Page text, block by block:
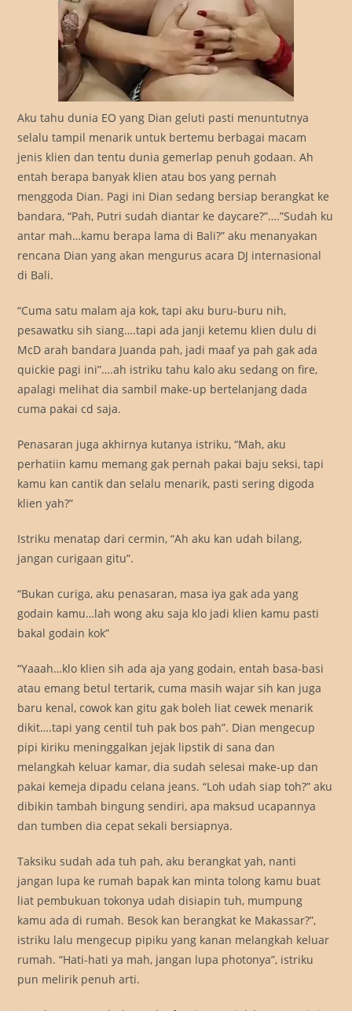
Aku tahu dunia EO yang Dian geluti pasti menuntutnya
selalu tampil menarik untuk bertemu berbagai macam
jenis klien dan tentu dunia gemerlap penuh godaan. Ah
entah berapa banyak klien atau bos yang pernah
menggoda Dian. Pagi ini Dian sedang bersiap berangkat ke
bandara, “Pah, Putri sudah diantar ke daycare?”….”Sudah ku
antar mah…kamu berapa lama di Bali?” aku menanyakan
rencana Dian yang akan mengurus acara DJ internasional
di Bali.
“Cuma satu malam aja kok, tapi aku buru-buru nih,
pesawatku sih siang….tapi ada janji ketemu klien dulu di
McD arah bandara Juanda pah, jadi maaf ya pah gak ada
quickie pagi ini”….ah istriku tahu kalo aku sedang on fire,
apalagi melihat dia sambil make-up bertelanjang dada
cuma pakai cd saja.
Penasaran juga akhirnya kutanya istriku, “Mah, aku
perhatiin kamu memang gak pernah pakai baju seksi, tapi
kamu kan cantik dan selalu menarik, pasti sering digoda
klien yah?”
Istriku menatap dari cermin, “Ah aku kan udah bilang,
jangan curigaan gitu”.
“Bukan curiga, aku penasaran, masa iya gak ada yang
godain kamu…lah wong aku saja klo jadi klien kamu pasti
bakal godain kok”
“Yaaah…klo klien sih ada aja yang godain, entah basa-basi
atau emang betul tertarik, cuma masih wajar sih kan juga
baru kenal, cowok kan gitu gak boleh liat cewek menarik
dikit….tapi yang centil tuh pak bos pah”. Dian mengecup
pipi kiriku meninggalkan jejak lipstik di sana dan
melangkah keluar kamar, dia sudah selesai make-up dan
pakai kemeja dipadu celana jeans. “Loh udah siap toh?” aku
dibikin tambah bingung sendiri, apa maksud ucapannya
dan tumben dia cepat sekali bersiapnya.
Taksiku sudah ada tuh pah, aku berangkat yah, nanti
jangan lupa ke rumah bapak kan minta tolong kamu buat
liat pembukuan tokonya udah disiapin tuh, mumpung
kamu ada di rumah. Besok kan berangkat ke Makassar?”,
istriku lalu mengecup pipiku yang kanan melangkah keluar
rumah. “Hati-hati ya mah, jangan lupa photonya”, istriku
pun melirik penuh arti.